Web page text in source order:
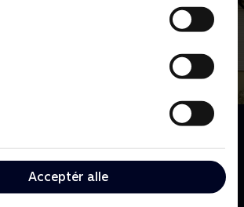
Acceptér alle
når dedikerede ejendomsmæglere
fra eksklusive villaer til hyggelige